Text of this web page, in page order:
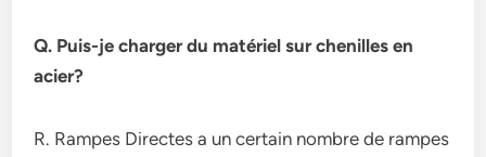
Q. Puis-je charger du matériel sur chenilles en
acier?
R. Rampes Directes a un certain nombre de rampes